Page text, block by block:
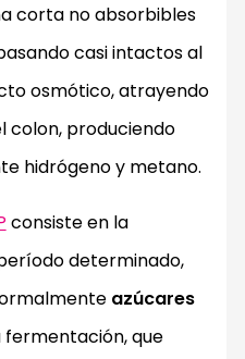
corta no absorbibles
casi intactos al
osmótico, atrayendo
colon, produciendo
hidrógeno y metano.
consiste en la
determinado,
azúcares
que